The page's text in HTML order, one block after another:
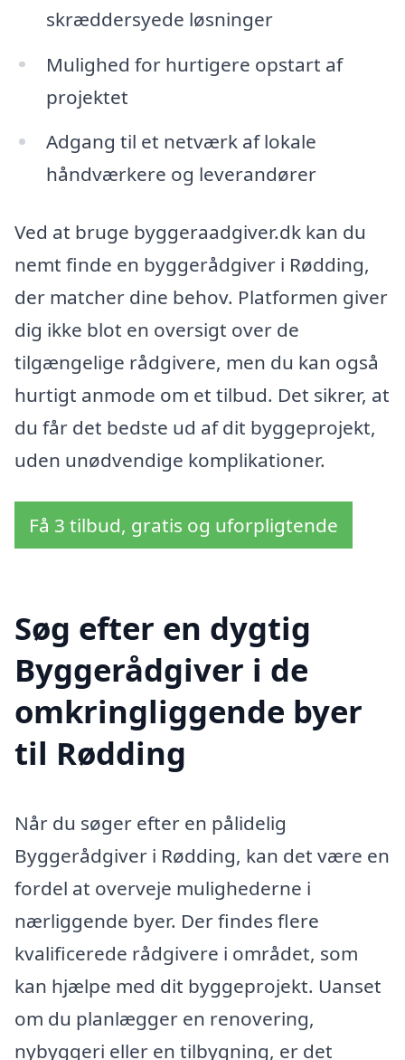
skræddersyede løsninger
Mulighed for hurtigere opstart af
projektet
Adgang til et netværk af lokale
håndværkere og leverandører
Ved at bruge byggeraadgiver.dk kan du
nemt finde en byggerådgiver i Rødding,
der matcher dine behov. Platformen giver
dig ikke blot en oversigt over de
tilgængelige rådgivere, men du kan også
hurtigt anmode om et tilbud. Det sikrer, at
du får det bedste ud af dit byggeprojekt,
uden unødvendige komplikationer.
Få 3 tilbud, gratis og uforpligtende
Søg efter en dygtig
Byggerådgiver i de
omkringliggende byer
til Rødding
Når du søger efter en pålidelig
Byggerådgiver i Rødding, kan det være en
fordel at overveje mulighederne i
nærliggende byer. Der findes flere
kvalificerede rådgivere i området, som
kan hjælpe med dit byggeprojekt. Uanset
om du planlægger en renovering,
nybyggeri eller en tilbygning, er det